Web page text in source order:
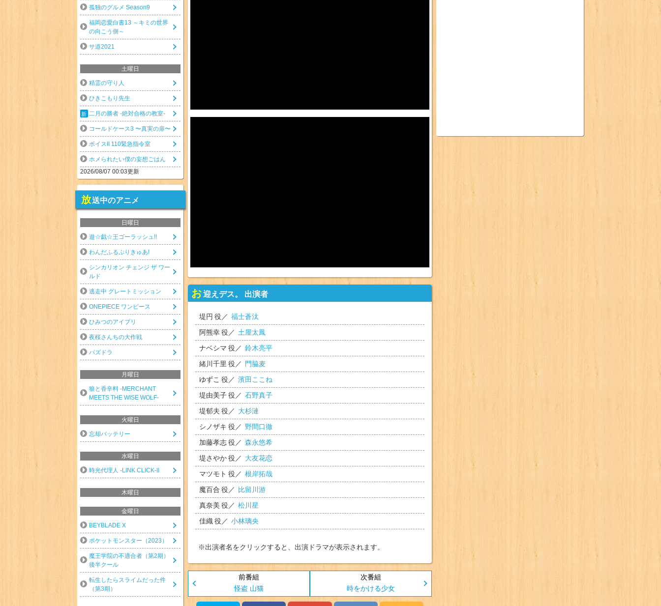
お迎えデス。 出演者
堤円 役／ 福士蒼汰
阿熊幸役／ 土屋太鳳
ナベシマ 役／ 鈴木亮平
緒川千里 役／
門脇麦
ゆずこ 役／ 濱田ここね
堤由美子役／ 石野真子
堤郁夫 役／ 大杉漣
シノザキ 役／ 野間口徹
加藤孝志役／ 森永悠希
堤さやか役／ 大友花恋
マツモト 役／ 根岸拓哉
魔百合 役／
比留川游
真奈美 役／ 松川星
佳織役／ 小林璃央
※出演者名をクリックすると、出演ドラマが表示されます。
怪盗 山猫 時をかける少女
孤独のグルメ Season9
福岡恋愛白書13 ～キミの世界
の向こう側～
サ道2021
土曜日
精霊の守り人
ひきこもり先生
二月の勝者 -絶対合格の教室-
コールドケース3 〜真実の扉〜
ボイスII 110緊急指令室
ホメられたい僕の妄想ごはん
2026/08/07 00:03更新
放送中のアニメ
日曜日
遊☆戯☆王ゴーラッシュ!!
わんだふるぷりきゅあ!
シンカリオン チェンジ ザ ワー
ルド
逃走中 グレートミッション
ONEPIECE ワンピース
ひみつのアイプリ
夜桜さんちの大作戦
パズドラ
月曜日
狼と香辛料 -MERCHANT
MEETS THE WISE WOLF-
火曜日
忘却バッテリー
水曜日
時光代理人 -LINK CLICK-II
木曜日
金曜日
BEYBLADE X
ポケットモンスター（2023）
魔王学院の不適合者（第2期）
後半クール
転生したらスライムだった件
（第3期）